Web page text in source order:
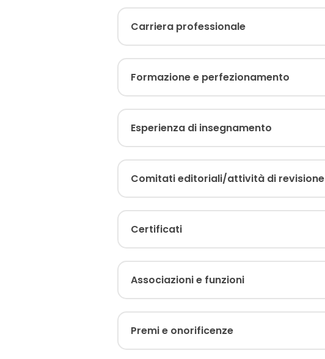
Carriera professionale
Formazione e perfezionamento
Esperienza di insegnamento
Comitati editoriali/attività di revisione
Certificati
Associazioni e funzioni
Premi e onorificenze